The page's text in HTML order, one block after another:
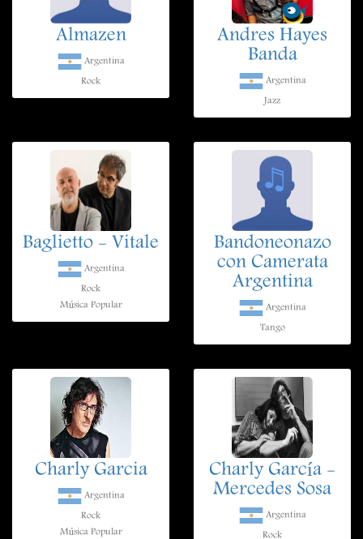
Almazen
Argentina
Rock
Andres Hayes
Banda
Argentina
Jazz
Baglietto - Vitale
Argentina
Rock
Música Popular
Bandoneonazo
con Camerata
Argentina
Argentina
Tango
Charly Garcia
Argentina
Rock
Música Popular
Charly García -
Mercedes Sosa
Argentina
Rock